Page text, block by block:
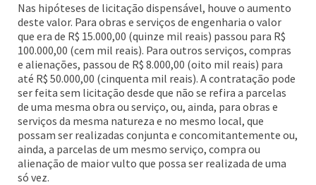
Nas hipóteses de licitação dispensável, houve o aumento
deste valor. Para obras e serviços de engenharia o valor
que era de R$ 15.000,00 (quinze mil reais) passou para R$
100.000,00 (cem mil reais). Para outros serviços, compras
e alienações, passou de R$ 8.000,00 (oito mil reais) para
até R$ 50.000,00 (cinquenta mil reais). A contratação pode
ser feita sem licitação desde que não se refira a parcelas
de uma mesma obra ou serviço, ou, ainda, para obras e
serviços da mesma natureza e no mesmo local, que
possam ser realizadas conjunta e concomitantemente ou,
ainda, a parcelas de um mesmo serviço, compra ou
alienação de maior vulto que possa ser realizada de uma
só vez.